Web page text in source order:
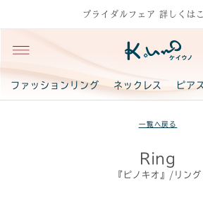
ブライダルフェア 詳しくは
ファッションリング ネックレス ピア
一覧へ戻る
Ring
『ピノキオ』/リング